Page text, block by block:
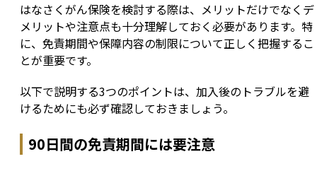
はなさくがん保険を検討する際は、メリットだけでなくデ
メリットや注意点も十分理解しておく必要があります。特
に、免責期間や保障内容の制限について正しく把握するこ
とが重要です。
以下で説明する3つのポイントは、加入後のトラブルを避
けるためにも必ず確認しておきましょう。
90日間の免責期間には要注意